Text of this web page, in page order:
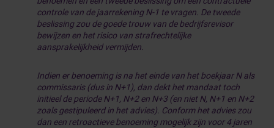
controle van de jaarrekening N-1 te vragen. De tweede
beslissing zou de goede trouw van de bedrijfsrevisor
bewijzen en het risico van strafrechtelijke
aansprakelijkheid vermijden.
Indien er benoeming is na het einde van het boekjaar N als
commissaris (dus in N+1), dan dekt het mandaat toch
initieel de periode N+1, N+2 en N+3 (en niet N, N+1 en N+2
zoals gestipuleerd in het advies). Conform het advies zou
dan een retroactieve benoeming mogelijk zijn voor 4 jaren